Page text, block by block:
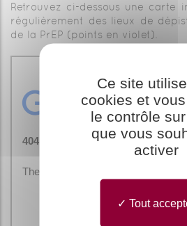
Retrouvez ci-dessous une carte
régulièrement des lieux de
de la PrEP (points en violet).
Ce site
cookies et
le contrôle
que vous
activer
Tout